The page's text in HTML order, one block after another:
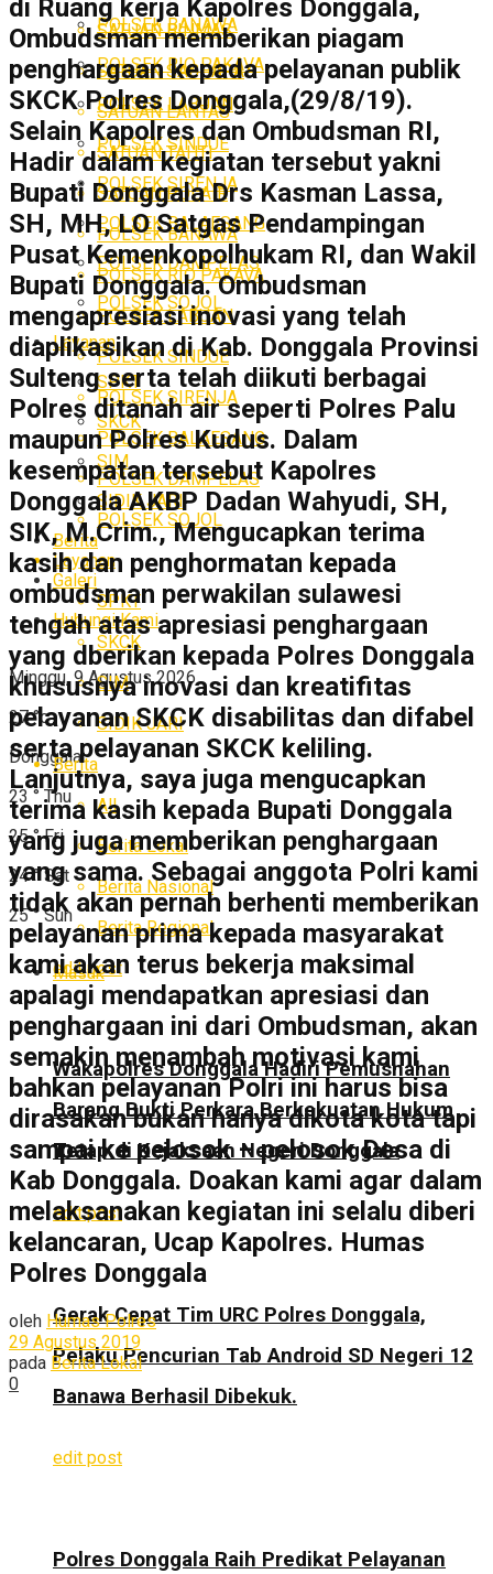
POLSEK BANAWA
POLSEK RIO PAKAVA
POLSEK LABUAN
POLSEK SINDUE
POLSEK SIRENJA
POLSEK BALAESANG
POLSEK DAMPELAS
POLSEK SOJOL
Layanan
SPKT
SKCK
SIM
SIDIK JARI
Berita
Galeri
Hubungi Kami
Minggu, 9 Agustus 2026
27 °c
Donggala
23 ° Thu
25 ° Fri
24 ° Sat
25 ° Sun
Masuk
SATUAN BINMAS
SATUAN SABHARA
SATUAN LANTAS
SATUAN TAHTI
SATUAN POLAIR
POLSEK BANAWA
POLSEK RIO PAKAVA
POLSEK LABUAN
POLSEK SINDUE
POLSEK SIRENJA
POLSEK BALAESANG
POLSEK DAMPELAS
POLSEK SOJOL
Layanan
SPKT
SKCK
SIM
SIDIK JARI
Berita
All
Berita Lokal
Berita Nasional
Berita Regional
edit post
Wakapolres Donggala Hadiri Pemusnahan
Barang Bukti Perkara Berkekuatan Hukum
Tetap di Kejaksaan Negeri Donggala
edit post
Gerak Cepat Tim URC Polres Donggala,
Pelaku Pencurian Tab Android SD Negeri 12
Banawa Berhasil Dibekuk.
edit post
Polres Donggala Raih Predikat Pelayanan
di Ruang kerja Kapolres Donggala,
Ombudsman memberikan piagam
penghargaan kepada pelayanan publik
SKCK Polres Donggala,(29/8/19).
Selain Kapolres dan Ombudsman RI,
Hadir dalam kegiatan tersebut yakni
Bupati Donggala Drs Kasman Lassa,
SH, MH, LO Satgas Pendampingan
Pusat Kemenkopolhukam RI, dan Wakil
Bupati Donggala. Ombudsman
mengapresiasi inovasi yang telah
diaplikasikan di Kab. Donggala Provinsi
Sulteng serta telah diikuti berbagai
Polres ditanah air seperti Polres Palu
maupun Polres Kudus. Dalam
kesempatan tersebut Kapolres
Donggala AKBP Dadan Wahyudi, SH,
SIK, M.Crim., Mengucapkan terima
kasih dan penghormatan kepada
ombudsman perwakilan sulawesi
tengah atas apresiasi penghargaan
yang dberikan kepada Polres Donggala
khususnya inovasi dan kreatifitas
pelayanan SKCK disabilitas dan difabel
serta pelayanan SKCK keliling.
Lanjutnya, saya juga mengucapkan
terima kasih kepada Bupati Donggala
yang juga memberikan penghargaan
yang sama. Sebagai anggota Polri kami
tidak akan pernah berhenti memberikan
pelayanan prima kepada masyarakat
kami akan terus bekerja maksimal
apalagi mendapatkan apresiasi dan
penghargaan ini dari Ombudsman, akan
semakin menambah motivasi kami
bahkan pelayanan Polri ini harus bisa
dirasakan bukan hanya dikota kota tapi
sampai ke pelosok – pelosok Desa di
Kab Donggala. Doakan kami agar dalam
melaksanakan kegiatan ini selalu diberi
kelancaran, Ucap Kapolres. Humas
Polres Donggala
oleh Humas Polres
29 Agustus 2019
pada Berita Lokal
0